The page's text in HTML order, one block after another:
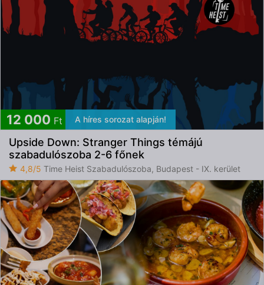
12 000 Ft A híres sorozat alapján!
Upside Down: Stranger Things témájú
szabadulószoba 2-6 főnek
4,8/5 Time Heist Szabadulószoba, Budapest - IX. kerület